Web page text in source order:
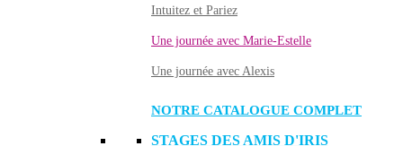
Intuitez et Pariez
Une journée avec Marie-Estelle
Une journée avec Alexis
NOTRE CATALOGUE COMPLET
STAGES DES AMIS D'IRIS